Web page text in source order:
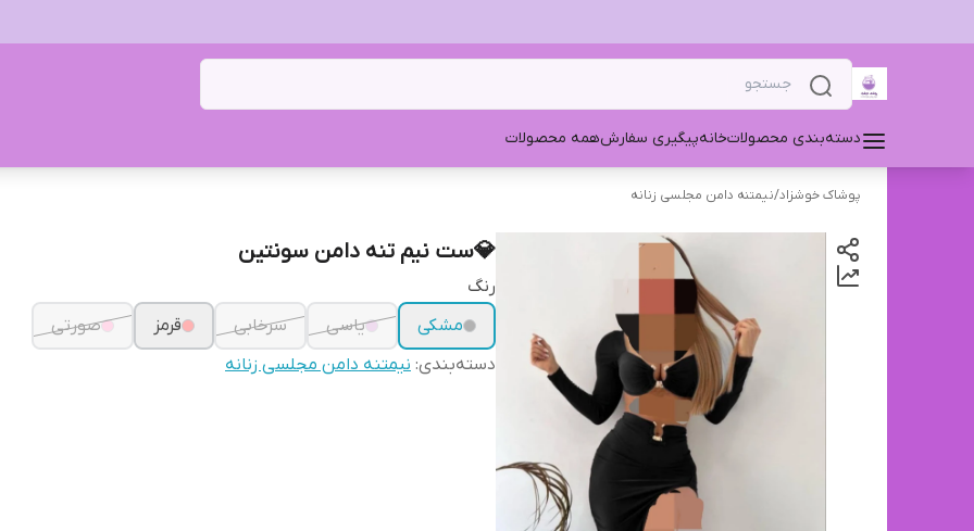
دسته‌بندی محصولاتخانهپیگیری سفارشهمه محصولات
پوشاک خوشزاد/نیمتنه دامن مجلسی زنانه
💎ست نیم تنه دامن سونتین
رنگ
مشکی
یاسی سرخابی قرمز
صورتی
دسته‌بندی: نیمتنه دامن مجلسی زنانه